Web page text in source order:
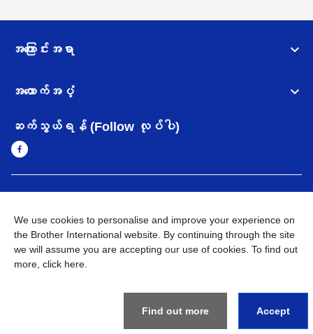
အကြောင်းအရာ
အထောက်အပံ့
ဆက်သွယ်ရန် (Follow လုပ်ပါ)
အချက်အလက်မူဝါဒ အသုံးပြုမူဝါဒ
သုံးစွဲရန် ဝက်ဆိုဒ်အညွှန်း
Brother Global ဝက်ဆိုဒ်သို့သွားရန်
We use cookies to personalise and improve your experience on
the Brother International website. By continuing through the site
we will assume you are accepting our use of cookies. To find out
more, click here
Find out more Accept